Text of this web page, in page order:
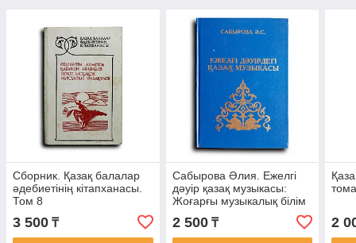
Сборник. Қазақ балалар
әдебиетінің кітапханасы.
Том 8
3 500 ₸
Сабырова Әлия. Ежелгі
дәуір қазақ музыкасы:
Жоғарғы музыкалық білім
беретін арнаулы оқу
орындарына арналған
2 500₸ 2